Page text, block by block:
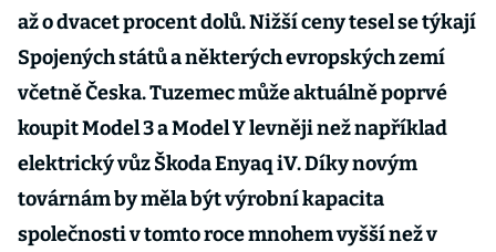
až o dvacet procent dolů. Nižší ceny tesel se týkají
Spojených států a některých evropských zemí
včetně Česka. Tuzemec může aktuálně poprvé
koupit Model 3 a Model Y levněji než například
elektrický vůz Škoda Enyaq iV. Díky novým
továrnám by měla být výrobní kapacita
společnosti v tomto roce mnohem vyšší než v